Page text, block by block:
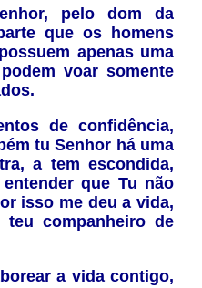
pelo dom da
que os homens
apenas uma
voar somente
de confidência,
tu Senhor há uma
a tem escondida,
que Tu não
isso me deu a vida,
companheiro de
a vida contigo,